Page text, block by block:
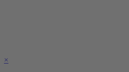
×